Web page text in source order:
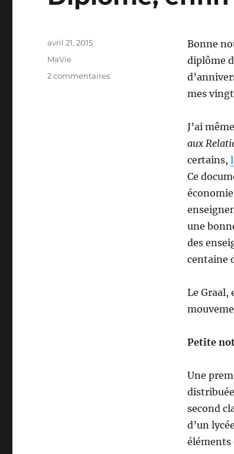
Bonne
diplôme
mes
J’ai
aux
certains,
Ce
une
des
centaine
Le Graal,
Petite
Une
second
d’un
éléments
Publié
avril 21, 2015
Étiquettes
MaVie
2 commentairessur